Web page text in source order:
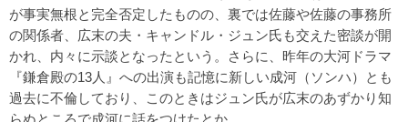
が事実無根と完全否定したものの、裏では佐藤や佐藤の事務所
の関係者、広末の夫・キャンドル・ジュン氏も交えた密談が開
かれ、内々に示談となったという。さらに、昨年の大河ドラマ
『鎌倉殿の13人』への出演も記憶に新しい成河（ソンハ）とも
過去に不倫しており、このときはジュン氏が広末のあずかり知
らぬところで成河に話をつけたとか。